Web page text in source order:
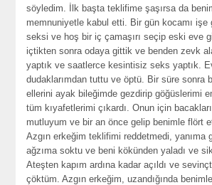
söyledim. İlk başta teklifime şaşırsa da
memnuniyetle kabul etti. Bir gün kocamı işe
seksi ve hoş bir iç çamaşırı seçip eski eve
içtikten sonra odaya gittik ve benden zevk
yaptık ve saatlerce kesintisiz seks yaptık.
dudaklarımdan tuttu ve öptü. Bir süre sonra
ellerini ayak bileğimde gezdirip göğüslerimi
tüm kıyafetlerimi çıkardı. Onun için
mutluyum ve bir an önce gelip benimle flört
Azgın erkeğim teklifimi reddetmedi, yanıma
ağzıma soktu ve beni kökünden yaladı ve
Ateşten kapım ardına kadar açıldı ve
çöktüm. Azgın erkeğim, uzandığında